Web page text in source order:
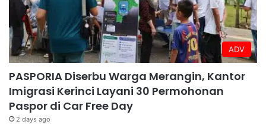
ADV
PASPORIA Diserbu Warga Merangin, Kantor
Imigrasi Kerinci Layani 30 Permohonan
Paspor di Car Free Day
2 days ago